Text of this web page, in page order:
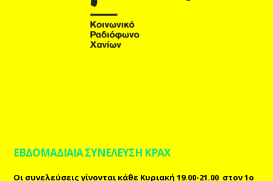
ΕΒΔΟΜΑΔΙΑΙΑ ΣΥΝΕΛΕΥΣΗ ΚΡΑΧ
Οι συνελεύσεις γίνονται κάθε Κυριακή 19.00-21.00 στον 1ο